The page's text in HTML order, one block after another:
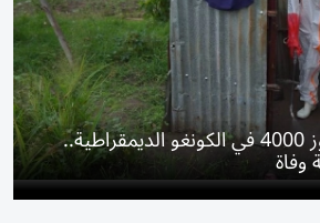
إصابات إيبولا تتجاوز 4000 في الكونغو الديمقراطية..